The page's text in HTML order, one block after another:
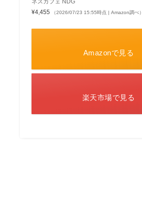
¥4,455
（2026/07/23 15:55時点 | Amazon調べ）
Amazonで見る
楽天市場で見る